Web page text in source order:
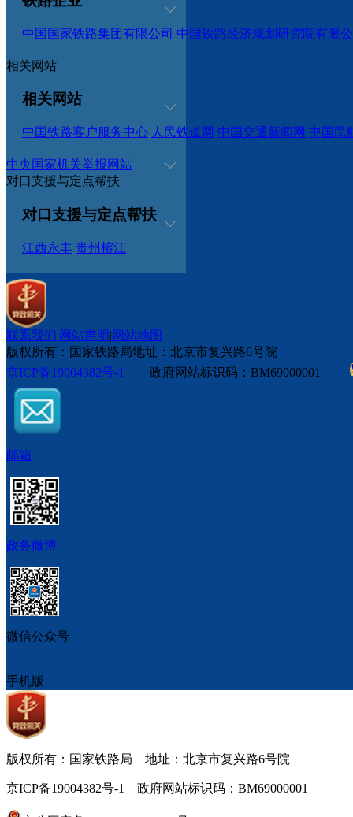
中国国家铁路集团有限公司 中国铁路经济规划研究院有限
相关网站
相关网站
中国铁路客户服务中心 人民铁道网 中国交通新闻网 中国民
中央国家机关举报网站
对口支援与定点帮扶
对口支援与定点帮扶
江西永丰 贵州榕江
联系我们|网站声明|网站地图
版权所有：国家铁路局地址：北京市复兴路6号院
京ICP备19004382号-1
政府网站标识码：BM69000001
邮箱
政务微博
微信公众号
手机版
版权所有：国家铁路局 地址：北京市复兴路6号院
京ICP备19004382号-1 政府网站标识码：BM69000001